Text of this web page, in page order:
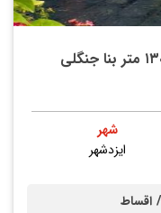
شهر
ایزدشهر
اقساط